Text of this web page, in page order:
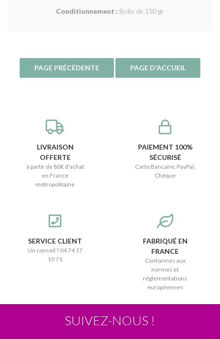
Conditionnement : Boite de 150 gr
LIVRAISON
OFFERTE
à partir de 80€ d'achat
en France
métropolitaine
PAIEMENT 100%
SÉCURISÉ
Carte Bancaire, PayPal,
Chèque
SERVICE CLIENT
Un conseil ? 04 74 17
10 71
FABRIQUÉ EN
FRANCE
Conformes aux
normes et
réglementations
européennes
SUIVEZ-NOUS !